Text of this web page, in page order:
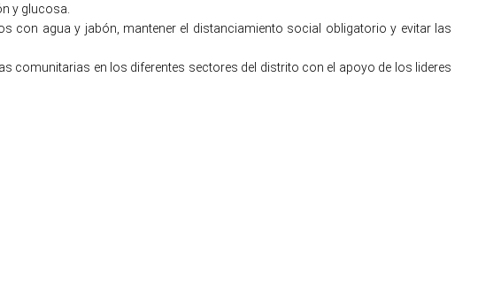
y glucosa.
con agua y jabón, mantener el distanciamiento social obligatorio y evitar las
comunitarias en los diferentes sectores del distrito con el apoyo de los lideres